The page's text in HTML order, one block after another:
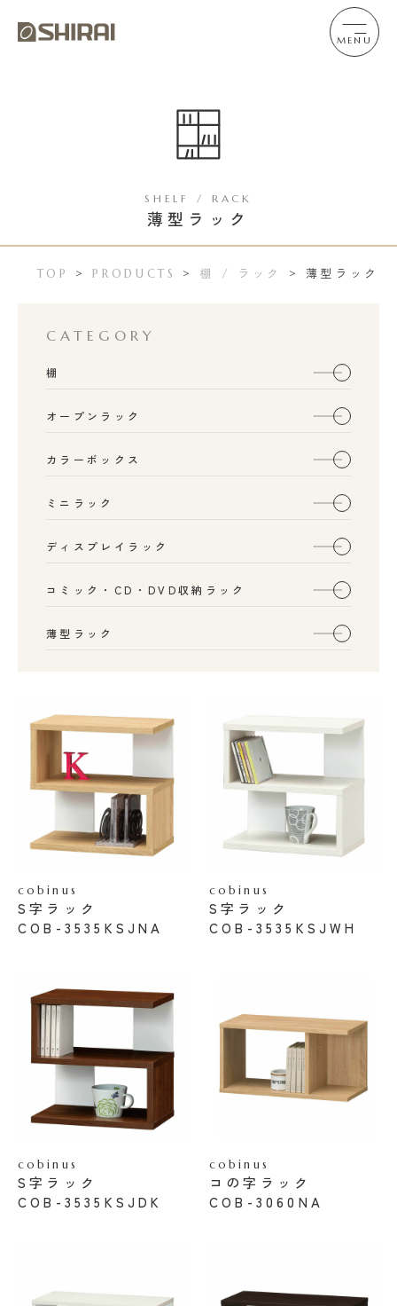
MENU
SHELF / RACK
薄型ラック
TOP >PRODUCTS > 棚 / ラック > 薄型ラック
CATEGORY
棚
オープンラック
カラーボックス
ミニラック
ディスプレイラック
コミック・CD・DVD収納ラック
薄型ラック
cobinus
S字ラック
COB-3535KSJNA
cobinus
S字ラック
COB-3535KSJWH
cobinus
S字ラック
COB-3535KSJDK
cobinus
コの字ラック
COB-3060NA